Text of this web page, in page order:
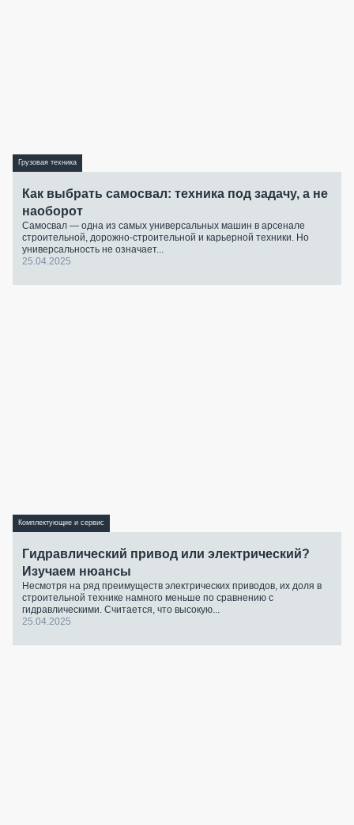
Грузовая техника
Как выбрать самосвал: техника под задачу, а не
наоборот
Самосвал — одна из самых универсальных машин в арсенале
строительной, дорожно-строительной и карьерной техники. Но
универсальность не означает...
25.04.2025
Комплектующие и сервис
Гидравлический привод или электрический?
Изучаем нюансы
Несмотря на ряд преимуществ электрических приводов, их доля в
строительной технике намного меньше по сравнению с
гидравлическими. Считается, что высокую...
25.04.2025